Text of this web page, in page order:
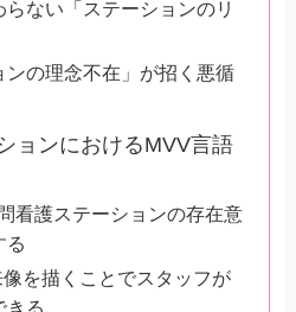
らない「ステーションのリ
ンの理念不在」が招く悪循
ョンにおけるMVV言語
看護ステーションの存在意
る
を描くことでスタッフが
きる